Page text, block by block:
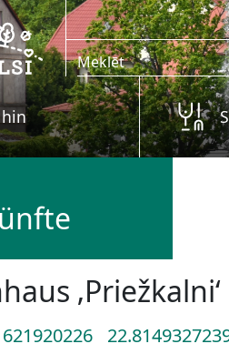
‚Priežkalni‘